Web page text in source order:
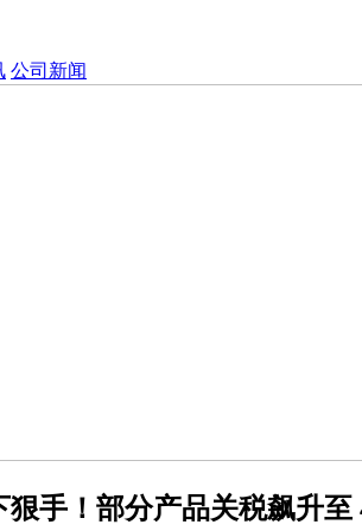
公司新闻
狠手！部分产品关税飙升至